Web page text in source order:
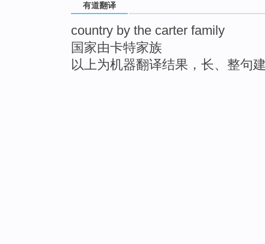
有道翻译
country by the carter family
国家由卡特家族
以上为机器翻译结果，长、整句